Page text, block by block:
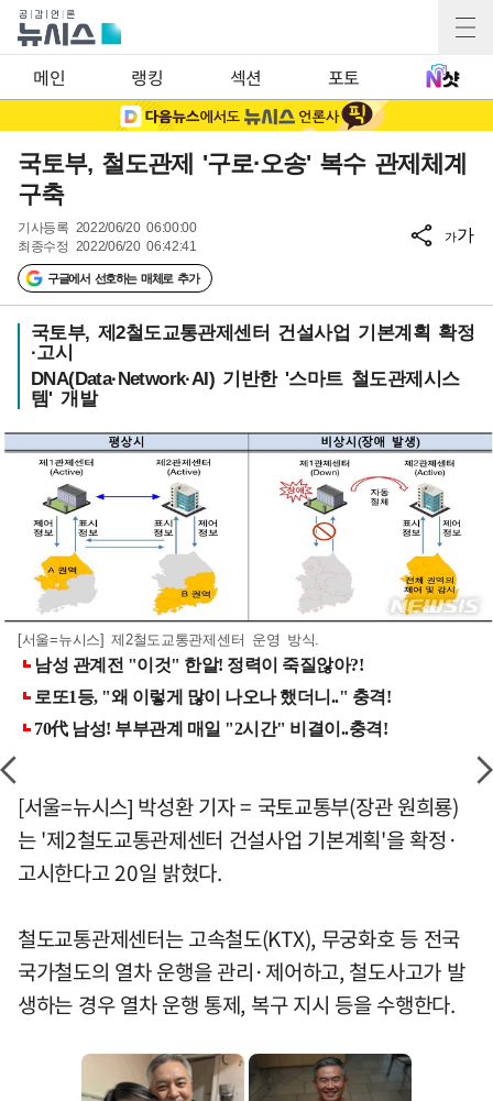
메인 랭킹 섹션 포토
국토부, 철도관제 '구로·오송' 복수 관제체계
구축
기사등록 2022/06/20 06:00:00
최종수정 2022/06/20 06:42:41
구글에서 선호하는 매체로 추가
가가
국토부, 제2철도교통관제센터 건설사업 기본계획 확정
·고시
DNA(Data·Network·AI) 기반한 '스마트 철도관제시스
템' 개발
[서울=뉴시스] 제2철도교통관제센터 운영 방식.
[서울=뉴시스] 박성환 기자 = 국토교통부(장관 원희룡)
는 '제2철도교통관제센터 건설사업 기본계획'을 확정·
고시한다고 20일 밝혔다.
철도교통관제센터는 고속철도(KTX), 무궁화호 등 전국
국가철도의 열차 운행을 관리·제어하고, 철도사고가 발
생하는 경우 열차 운행 통제, 복구 지시 등을 수행한다.